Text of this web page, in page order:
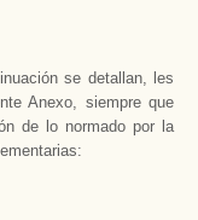
se detallan, les
Anexo, siempre que
de lo normado por la